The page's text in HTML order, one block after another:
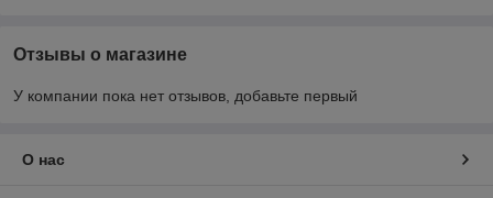
Отзывы о магазине
У компании пока нет отзывов, добавьте первый
О нас